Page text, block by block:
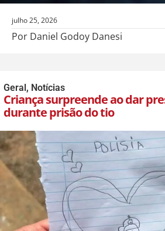
julho 25, 2026
Por Daniel Godoy Danesi
Geral, Notícias
Criança surpreende ao dar
durante prisão do tio